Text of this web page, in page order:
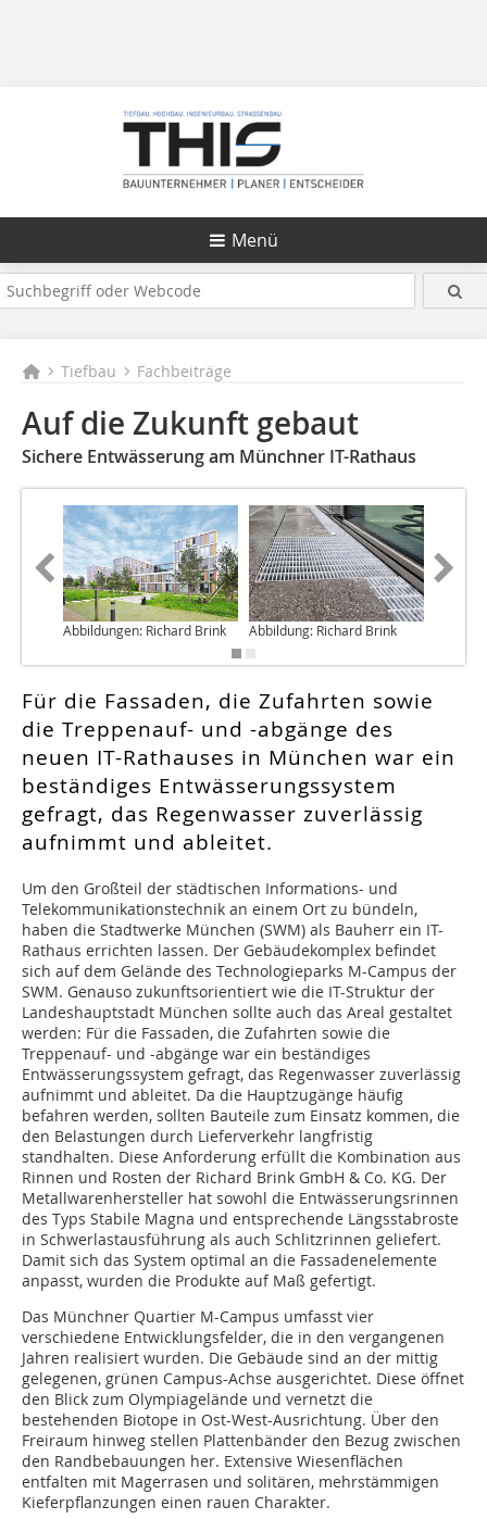
Menü
Tiefbau Fachbeiträge
Auf die Zukunft gebaut
Sichere Entwässerung am Münchner IT-Rathaus
Abbildungen: Richard Brink Abbildung: Richard Brink
Für die Fassaden, die Zufahrten sowie
die Treppenauf- und -abgänge des
neuen IT-Rathauses in München war ein
beständiges Entwässerungssystem
gefragt, das Regenwasser zuverlässig
aufnimmt und ableitet.
Um den Großteil der städtischen Informations- und
Telekommunikationstechnik an einem Ort zu bündeln,
haben die Stadtwerke München (SWM) als Bauherr ein IT-
Rathaus errichten lassen. Der Gebäudekomplex befindet
sich auf dem Gelände des Technologieparks M-Campus der
SWM. Genauso zukunftsorientiert wie die IT-Struktur der
Landeshauptstadt München sollte auch das Areal gestaltet
werden: Für die Fassaden, die Zufahrten sowie die
Treppenauf- und -abgänge war ein beständiges
Entwässerungssystem gefragt, das Regenwasser zuverlässig
aufnimmt und ableitet. Da die Hauptzugänge häufig
befahren werden, sollten Bauteile zum Einsatz kommen, die
den Belastungen durch Lieferverkehr langfristig
standhalten. Diese Anforderung erfüllt die Kombination aus
Rinnen und Rosten der Richard Brink GmbH & Co. KG. Der
Metallwarenhersteller hat sowohl die Entwässerungsrinnen
des Typs Stabile Magna und entsprechende Längsstabroste
in Schwerlastausführung als auch Schlitzrinnen geliefert.
Damit sich das System optimal an die Fassadenelemente
anpasst, wurden die Produkte auf Maß gefertigt.
Das Münchner Quartier M-Campus umfasst vier
verschiedene Entwicklungsfelder, die in den vergangenen
Jahren realisiert wurden. Die Gebäude sind an der mittig
gelegenen, grünen Campus-Achse ausgerichtet. Diese öffnet
den Blick zum Olympiagelände und vernetzt die
bestehenden Biotope in Ost-West-Ausrichtung. Über den
Freiraum hinweg stellen Plattenbänder den Bezug zwischen
den Randbebauungen her. Extensive Wiesenflächen
entfalten mit Magerrasen und solitären, mehrstämmigen
Kieferpflanzungen einen rauen Charakter.